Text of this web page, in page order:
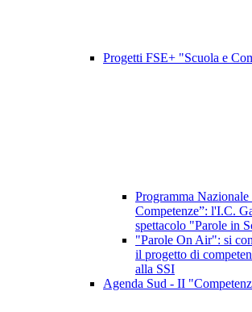
Progetti FSE+ "Scuola e
Programma Nazionale
Competenze”: l'I.C.
spettacolo "Parole in
"Parole On Air": si
il progetto di
alla SSI
Agenda Sud - II